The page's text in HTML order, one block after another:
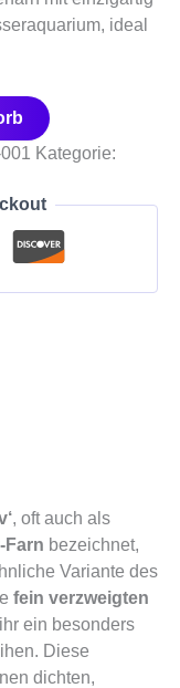
ideal
Kategorie:
, oft auch als
Farn bezeichnet,
Variante des
fein verzweigten
ein besonders
Diese
dichten,